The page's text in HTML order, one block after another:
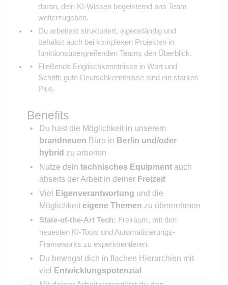
daran, dein KI-Wissen begeisternd ans Team
weiterzugeben.
Du arbeitest strukturiert, eigenständig und
behältst auch bei komplexen Projekten in
funktionsübergreifenden Teams den Überblick.
Fließende Englischkenntnisse in Wort und
Schrift; gute Deutschkenntnisse sind ein starkes
Plus.
Benefits
Du hast die Möglichkeit in unserem
brandneuen Büro in Berlin und/oder
hybrid zu arbeiten
Nutze dein technisches Equipment auch
abseits der Arbeit in deiner Freizeit
Viel
Eigenverantwortung und die
Möglichkeit eigene Themen zu übernehmen
State-of-the-Art Tech: Freiraum, mit den
neuesten KI-Tools und Automatisierungs-
Frameworks zu experimentieren.
Du bewegst dich in flachen Hierarchien mit
viel
Entwicklungspotenzial